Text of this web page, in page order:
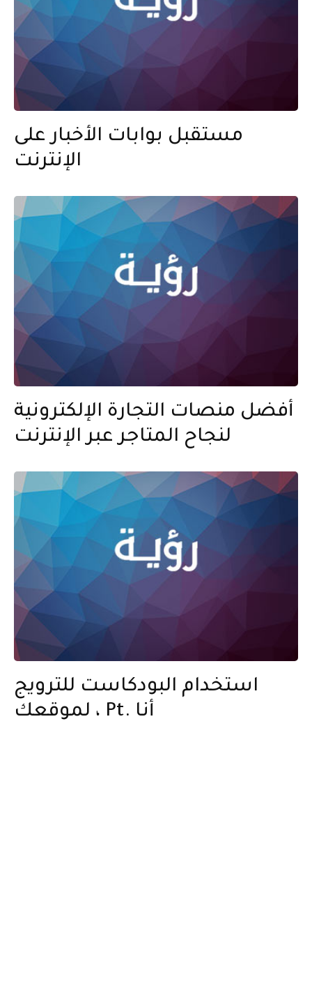
مستقبل بوابات الأخبار على
الإنترنت
أفضل منصات التجارة الإلكترونية
لنجاح المتاجر عبر الإنترنت
استخدام البودكاست للترويج
لموقعك ، Pt. أنا